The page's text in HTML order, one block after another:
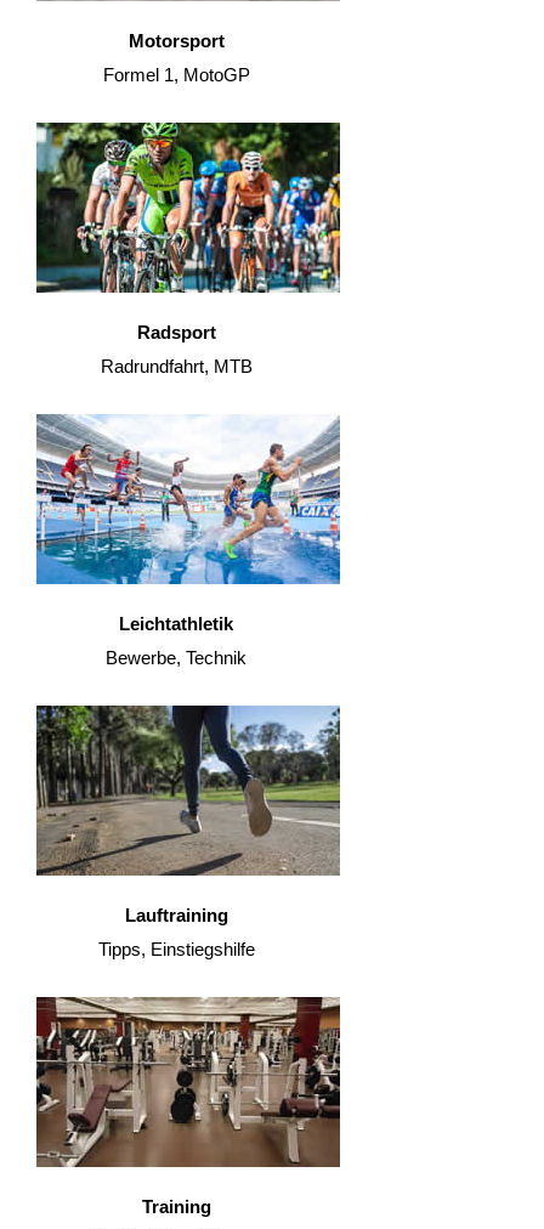
Motorsport
Formel 1, MotoGP
Radsport
Radrundfahrt, MTB
Leichtathletik
Bewerbe, Technik
Lauftraining
Tipps, Einstiegshilfe
Training